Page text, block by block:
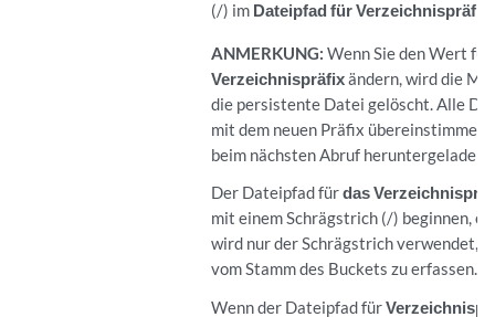
(/) im Dateipfad für Verzeichnispräfix
ANMERKUNG: Wenn Sie den Wert für
Verzeichnispräfixändern, wird die
die persistente Datei gelöscht. Alle
mit dem neuen Präfix übereinstimmen,
beim nächsten Abruf heruntergeladen.
Der Dateipfad fürdas
mit einem Schrägstrich (/) beginnen, es
wird nur der Schrägstrich verwendet,
vom Stamm des Buckets zu erfassen.
Wenn der Dateipfad für